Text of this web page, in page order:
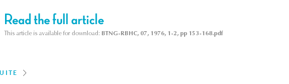
Read the full article
This article is available for download: BTNG-RBHC, 07, 1976, 1-2, pp 153-168.pdf